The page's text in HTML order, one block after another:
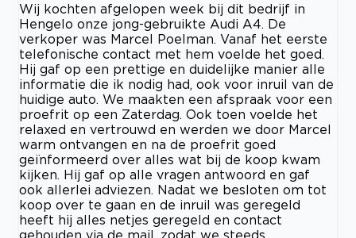
Wij kochten afgelopen week bij dit bedrijf in
Hengelo onze jong-gebruikte Audi A4. De
verkoper was Marcel Poelman. Vanaf het eerste
telefonische contact met hem voelde het goed.
Hij gaf op een prettige en duidelijke manier alle
informatie die ik nodig had, ook voor inruil van de
huidige auto. We maakten een afspraak voor een
proefrit op een Zaterdag. Ook toen voelde het
relaxed en vertrouwd en werden we door Marcel
warm ontvangen en na de proefrit goed
geïnformeerd over alles wat bij de koop kwam
kijken. Hij gaf op alle vragen antwoord en gaf
ook allerlei adviezen. Nadat we besloten om tot
koop over te gaan en de inruil was geregeld
heeft hij alles netjes geregeld en contact
gehouden via de mail, zodat we steeds